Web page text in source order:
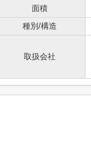
面積
種別/構造
取扱会社